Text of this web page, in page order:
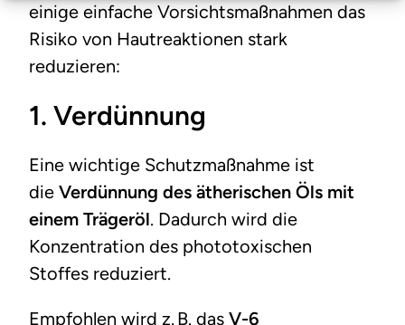
einige einfache Vorsichtsmaßnahmen das
Risiko von Hautreaktionen stark
reduzieren:
1.Verdünnung
Eine wichtige Schutzmaßnahme ist
dieVerdünnung des ätherischen Öls mit
einem Trägeröl. Dadurch wird die
Konzentration des phototoxischen
Stoffes reduziert.
Empfohlen wird z. B. dasV-6